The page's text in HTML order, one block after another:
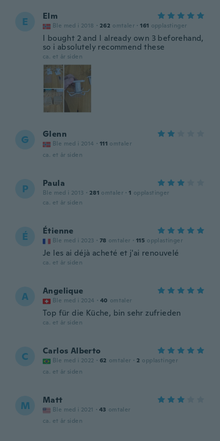
E Elm
Ble med i 2018 · 262 omtaler · 161 opplastinger
I bought 2 and I already own 3 beforehand,
so i absolutely recommend these
ca. et år siden
G Glenn
Ble med i 2014 · 111 omtaler
ca. et år siden
P Paula
Ble med i 2013 · 281 omtaler · 1 opplastinger
ca. et år siden
É Étienne
Ble med i 2023 · 78 omtaler · 115 opplastinger
Je les ai déjà acheté et j'ai renouvelé
ca. et år siden
A Angelique
Ble med i 2024 · 40 omtaler
Top für die Küche, bin sehr zufrieden
ca. et år siden
C Carlos Alberto
Ble med i 2022 · 62 omtaler · 2 opplastinger
ca. et år siden
M Matt
Ble med i 2021 · 43 omtaler
ca. et år siden